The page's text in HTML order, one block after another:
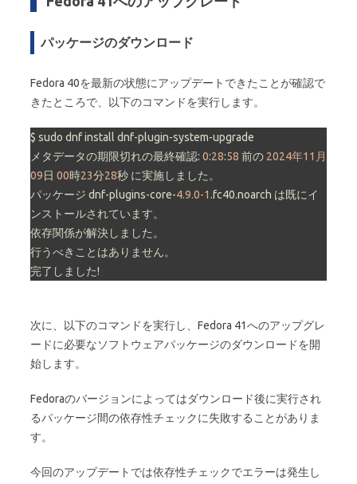
パッケージのダウンロード
Fedora 40を最新の状態にアップデートできたことが確認で
きたところで、以下のコマンドを実行します。
$ sudo dnf install dnf-plugin-system-upgrade
メタデータの期限切れの最終確認: 0:28:58 前の 2024年11月
09日 00時23分28秒 に実施しました。
パッケージ dnf-plugins-core-4.9.0-1 .fc40.noarch は既にイ
ンストールされています。
依存関係が解決しました。
行うべきことはありません。
完了しました!
次に、以下のコマンドを実行し、Fedora 41へのアップグレ
ードに必要なソフトウェアパッケージのダウンロードを開
始します。
Fedoraのバージョンによってはダウンロード後に実行され
るパッケージ間の依存性チェックに失敗することがありま
す。
今回のアップデートでは依存性チェックでエラーは発生し